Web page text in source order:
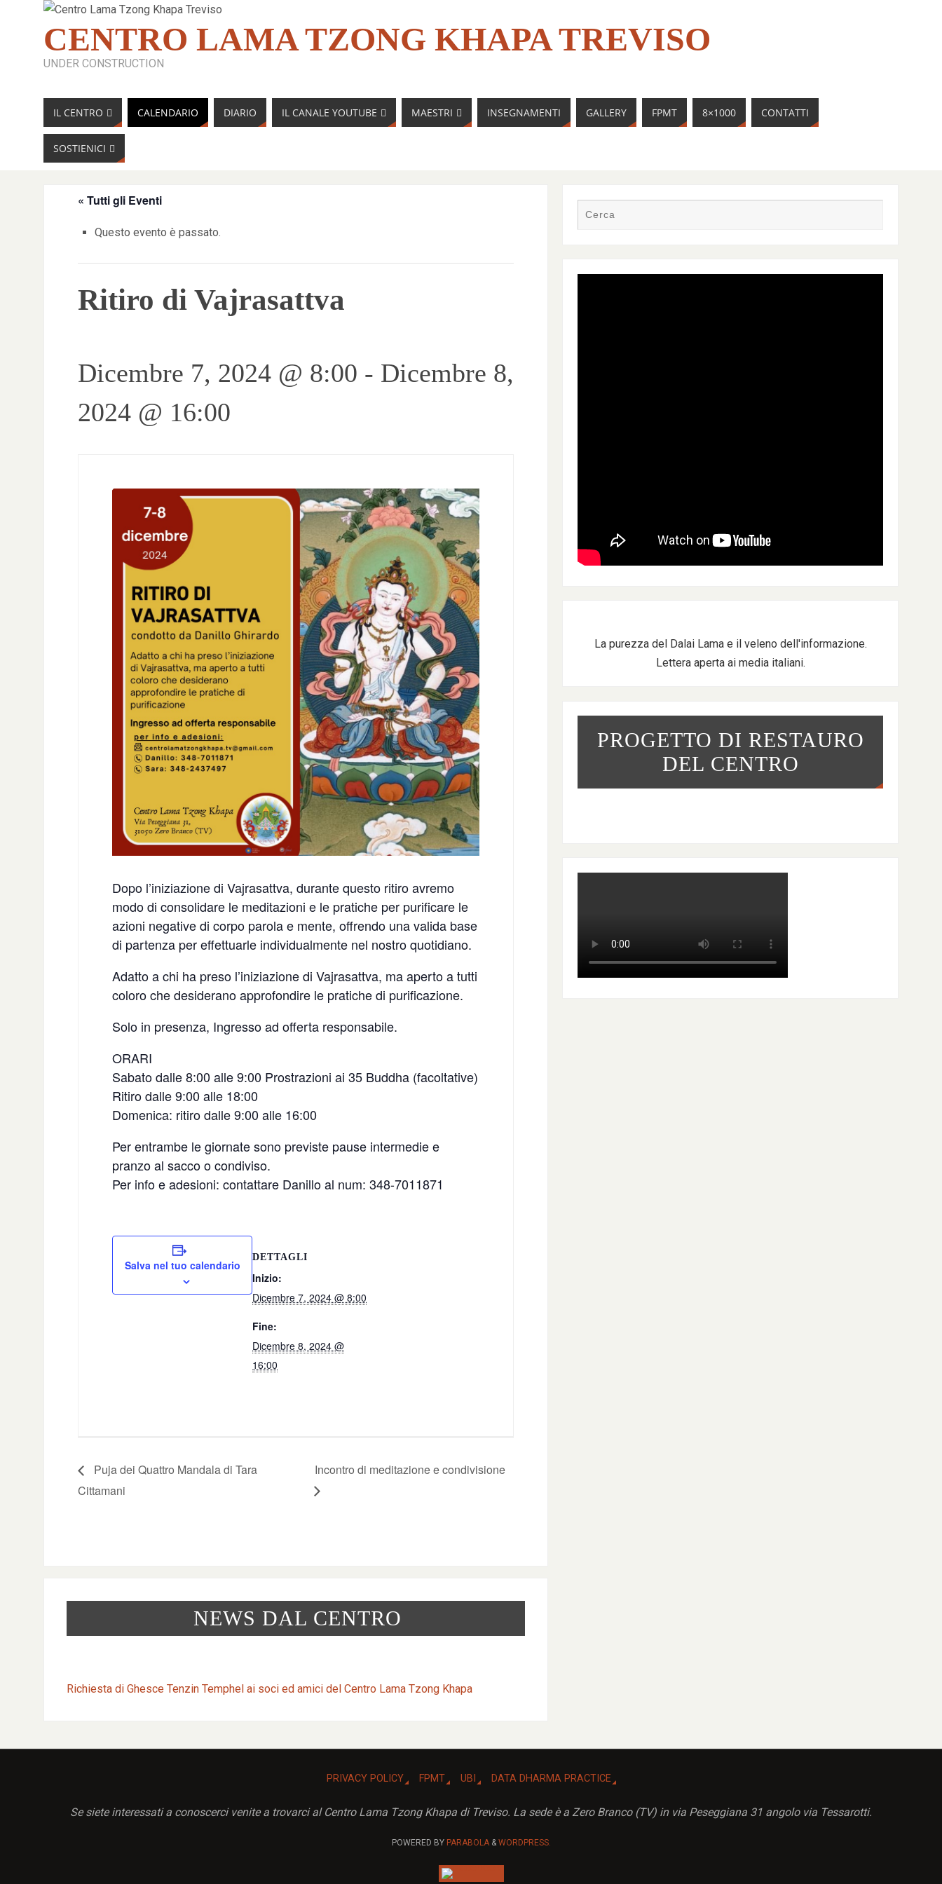
CENTRO LAMA TZONG KHAPA TREVISO
UNDER CONSTRUCTION
IL CENTRO CALENDARIO DIARIO IL CANALE YOUTUBE MAESTRI INSEGNAMENTI GALLERY FPMT 8×1000 CONTATTI
SOSTIENICI
« Tutti gli Eventi
Questo evento è passato.
Ritiro di Vajrasattva
Dicembre 7, 2024 @ 8:00 - Dicembre 8,
2024 @ 16:00
Dopo l’iniziazione di Vajrasattva, durante questo ritiro avremo
modo di consolidare le meditazioni e le pratiche per purificare le
azioni negative di corpo parola e mente, offrendo una valida base
di partenza per effettuarle individualmente nel nostro quotidiano.
Adatto a chi ha preso l’iniziazione di Vajrasattva, ma aperto a tutti
coloro che desiderano approfondire le pratiche di purificazione.
Solo in presenza, Ingresso ad offerta responsabile.
ORARI
Sabato dalle 8:00 alle 9:00 Prostrazioni ai 35 Buddha (facoltative)
Ritiro dalle 9:00 alle 18:00
Domenica: ritiro dalle 9:00 alle 16:00
Per entrambe le giornate sono previste pause intermedie e
pranzo al sacco o condiviso.
Per info e adesioni: contattare Danillo al num: 348-7011871
Salva nel tuo calendario
DETTAGLI
Inizio:
Dicembre 7, 2024 @ 8:00
Fine:
Dicembre 8, 2024 @
16:00
Puja dei Quattro Mandala di Tara
Cittamani
Incontro di meditazione e condivisione
NEWS DAL CENTRO
Richiesta di Ghesce Tenzin Temphel ai soci ed amici del Centro Lama Tzong Khapa
La purezza del Dalai Lama e il veleno dell'informazione.
Lettera aperta ai media italiani.
PROGETTO DI RESTAURO
DEL CENTRO
PRIVACY POLICY FPMT UBI DATA DHARMA PRACTICE
Se siete interessati a conoscerci venite a trovarci al Centro Lama Tzong Khapa di Treviso. La sede è a Zero Branco (TV) in via Peseggiana 31 angolo via Tessarotti.
POWERED BY PARABOLA& WORDPRESS.